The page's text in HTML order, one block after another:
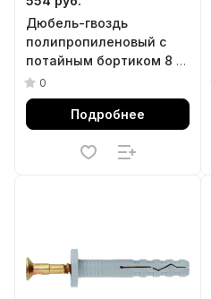
Дюбель-гвоздь
полипропиленовый с
потайным бортиком 8 х
80 мм, 100 шт Сибртех
0
Подробнее